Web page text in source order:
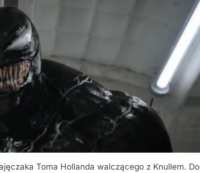
Toma Hollanda walczącego z Knullem. Do